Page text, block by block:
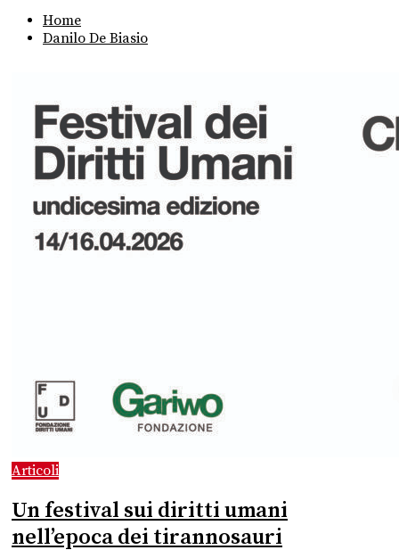
Home
Danilo De Biasio
Articoli
Un festival sui diritti umani
nell’epoca dei tirannosauri